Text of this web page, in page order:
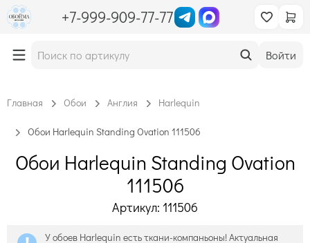
+7-999-909-77-77
Войти
Главная Обои Англия Harlequin
Обои Harlequin Standing Ovation 111506
Обои Harlequin Standing Ovation
111506
Артикул: 111506
У обоев Harlequin есть ткани-компаньоны! Актуальная